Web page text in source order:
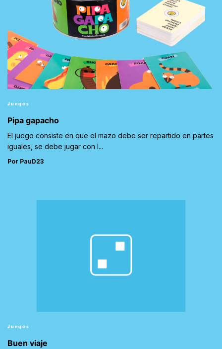
Juegos
Pipa gapacho
El juego consiste en que el mazo debe ser repartido en partes
iguales, se debe jugar con l...
Por PauD23
Juegos
Buen viaje